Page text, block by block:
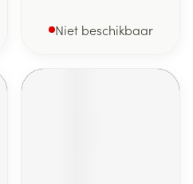
Niet beschikbaar